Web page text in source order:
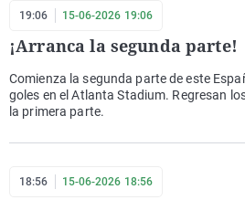
19:06 15-06-2026 19:06
¡Arranca la segunda parte!
Comienza la segunda parte de este
goles en el Atlanta Stadium. Regresan
la primera parte.
18:56 15-06-2026 18:56